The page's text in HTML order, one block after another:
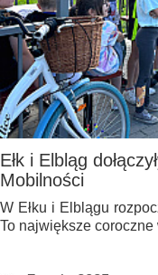
Ełk i Elbląg
Mobilności
W Ełku i Elblągu
To największe